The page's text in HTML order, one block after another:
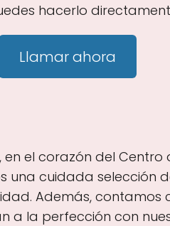
hacerlo
Llamar ahora
el corazón del
una cuidada selección
Además,
la perfección con